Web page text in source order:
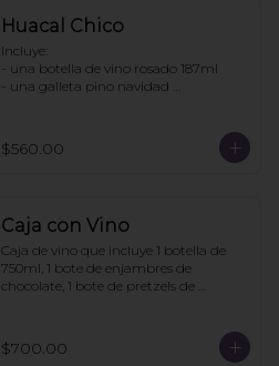
Huacal Chico
Incluye:
- una botella de vino rosado 187ml
- una galleta pino navidad
- 1 bolsa enjambres de chocolate
- 1 bote pretzels con chocolate
$560.00
Caja con Vino
Caja de vino que incluye 1 botella de
750ml, 1 bote de enjambres de
chocolate, 1 bote de pretzels de
6 días de anticipación. Mínimo de
pedido: 3 cajas
$700.00